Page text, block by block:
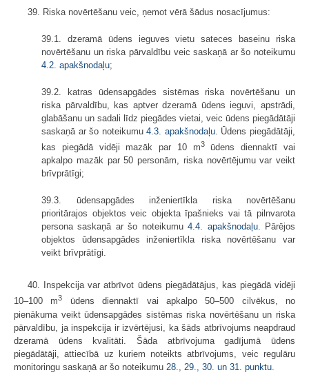
39. Riska novērtēšanu veic, ņemot vērā šādus nosacījumus:
39.1. dzeramā ūdens ieguves vietu sateces baseinu riska
novērtēšanu un riska pārvaldību veic saskaņā ar šo noteikumu
4.2. apakšnodaļu;
39.2. katras ūdensapgādes sistēmas riska novērtēšanu un
riska pārvaldību, kas aptver dzeramā ūdens ieguvi, apstrādi,
glabāšanu un sadali līdz piegādes vietai, veic ūdens piegādātāji
saskaņā ar šo noteikumu4.3. apakšnodaļu. Ūdens piegādātāji,
kas piegādā vidēji mazāk par 10 m3ūdens diennaktī vai
apkalpo mazāk par 50 personām, riska novērtējumu var veikt
brīvprātīgi;
39.3. ūdensapgādes inženiertīkla riska novērtēšanu
prioritārajos objektos veic objekta īpašnieks vai tā pilnvarota
persona saskaņā ar šo noteikumu4.4. apakšnodaļu. Pārējos
objektos ūdensapgādes inženiertīkla riska novērtēšanu var
veikt brīvprātīgi.
40. Inspekcija var atbrīvot ūdens piegādātājus, kas piegādā vidēji
10–100 m3
ūdens diennaktī vai apkalpo 50–500 cilvēkus, no
pienākuma veikt ūdensapgādes sistēmas riska novērtēšanu un riska
pārvaldību, ja inspekcija ir izvērtējusi, ka šāds atbrīvojums neapdraud
dzeramā ūdens kvalitāti. Šāda atbrīvojuma gadījumā ūdens
piegādātāji, attiecībā uz kuriem noteikts atbrīvojums, veic regulāru
monitoringu saskaņā ar šo noteikumu 28. 29., 30. un 31. punktu